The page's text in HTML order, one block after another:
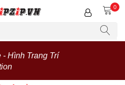
0
Hình Trang Trí